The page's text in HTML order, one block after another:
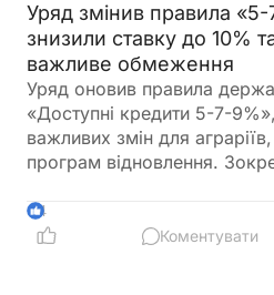
Уряд змінив правила
знизили ставку до 10%
важливе обмеження
Уряд оновив правила
«Доступні кредити 5-7-
важливих змін для
програм відновлення.
більше можливостей для
оборотного капіталу за
4
Коментувати